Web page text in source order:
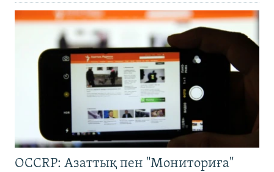
OCCRP: Азаттық пен "Мониториға"